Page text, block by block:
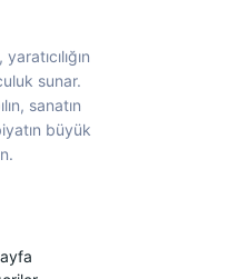
sunar.
sanatın
büyük